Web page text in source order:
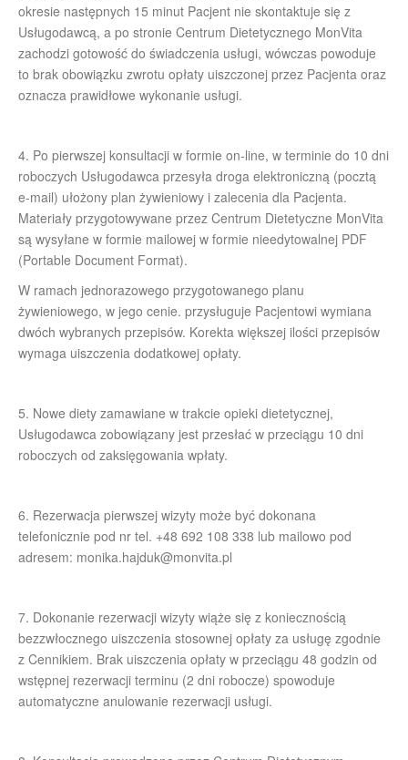
okresie następnych 15 minut Pacjent nie skontaktuje się z
Usługodawcą, a po stronie Centrum Dietetycznego MonVita
zachodzi gotowość do świadczenia usługi, wówczas powoduje
to brak obowiązku zwrotu opłaty uiszczonej przez Pacjenta oraz
oznacza prawidłowe wykonanie usługi.
4. Po pierwszej konsultacji w formie on-line, w terminie do 10 dni
roboczych Usługodawca przesyła droga elektroniczną (pocztą
e-mail) ułożony plan żywieniowy i zalecenia dla Pacjenta.
Materiały przygotowywane przez Centrum Dietetyczne MonVita
są wysyłane w formie mailowej w formie nieedytowalnej PDF
(Portable Document Format).
W ramach jednorazowego przygotowanego planu
żywieniowego, w jego cenie. przysługuje Pacjentowi wymiana
dwóch wybranych przepisów. Korekta większej ilości przepisów
wymaga uiszczenia dodatkowej opłaty.
5. Nowe diety zamawiane w trakcie opieki dietetycznej,
Usługodawca zobowiązany jest przesłać w przeciągu 10 dni
roboczych od zaksięgowania wpłaty.
6. Rezerwacja pierwszej wizyty może być dokonana
telefonicznie pod nr tel. +48 692 108 338 lub mailowo pod
adresem: monika.hajduk@monvita.pl
7. Dokonanie rezerwacji wizyty wiąże się z koniecznością
bezzwłocznego uiszczenia stosownej opłaty za usługę zgodnie
z Cennikiem. Brak uiszczenia opłaty w przeciągu 48 godzin od
wstępnej rezerwacji terminu (2 dni robocze) spowoduje
automatyczne anulowanie rezerwacji usługi.